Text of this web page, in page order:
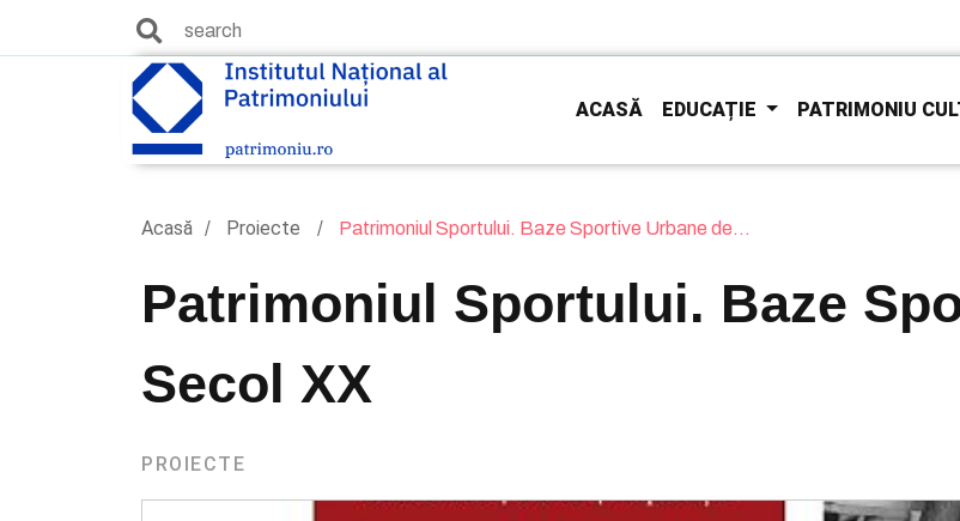
ACASĂ EDUCAȚIE PATRIMONIU
Acasă Proiecte Patrimoniul Sportului. Baze Sportive Urbane de...
Patrimoniul Sportului. Baze
Secol XX
PROIECTE